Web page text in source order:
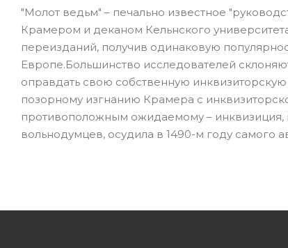
"Молот ведьм" – печально известное
Крамером и деканом Кельнского
переизданий, получив одинаковую
Европе.Большинство исследователей
оправдать свою собственную
позорному изгнанию Крамера с
противоположным ожидаемому – инквизиция,
вольнодумцев, осудила в 1490-м году самого